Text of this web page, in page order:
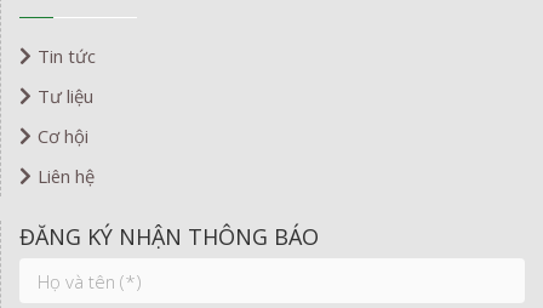
Tin tức
Tư liệu
Cơ hội
Liên hệ
ĐĂNG KÝ NHẬN THÔNG BÁO